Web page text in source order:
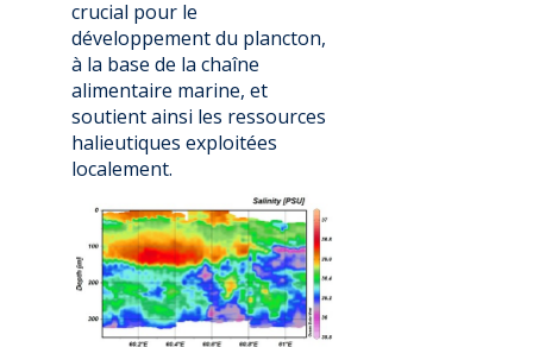
crucial pour le
développement du plancton,
à la base de la chaîne
alimentaire marine, et
soutient ainsi les ressources
halieutiques exploitées
localement.